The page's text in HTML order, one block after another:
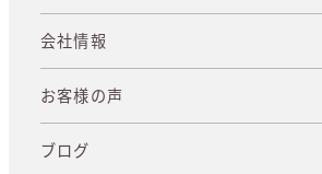
会社情報
お客様の声
ブログ